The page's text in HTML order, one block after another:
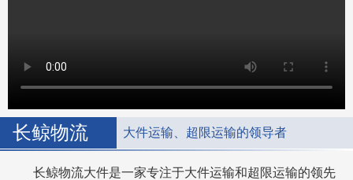
长鲸物流 大件运输、超限运输的领导者
长鲸物流大件是一家专注于大件运输和超限运输的领先